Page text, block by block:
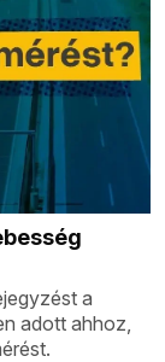
a
adott ahhoz,